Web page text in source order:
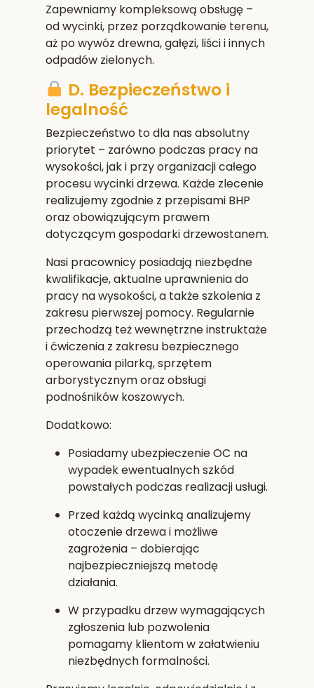
Zapewniamy kompleksową obsługę –
od wycinki, przez porządkowanie terenu,
aż po wywóz drewna, gałęzi, liści i innych
odpadów zielonych.
D. Bezpieczeństwo i
legalność
Bezpieczeństwo to dla nas absolutny
priorytet – zarówno podczas pracy na
wysokości, jak i przy organizacji całego
procesu wycinki drzewa. Każde zlecenie
realizujemy zgodnie z przepisami BHP
oraz obowiązującym prawem
dotyczącym gospodarki drzewostanem.
Nasi pracownicy posiadają niezbędne
kwalifikacje, aktualne uprawnienia do
pracy na wysokości, a także szkolenia z
zakresu pierwszej pomocy. Regularnie
przechodzą też wewnętrzne instruktaże
i ćwiczenia z zakresu bezpiecznego
operowania pilarką, sprzętem
arborystycznym oraz obsługi
podnośników koszowych.
Dodatkowo:
Posiadamyubezpieczenie OC na
wypadek ewentualnych szkód
powstałych podczas realizacji usługi.
Przed każdą wycinką analizujemy
otoczenie drzewa i możliwe
zagrożenia – dobierając
najbezpieczniejszą metodę
działania.
W przypadku drzew wymagających
zgłoszenia lub pozwolenia
pomagamy klientom w załatwieniu
niezbędnych formalności.